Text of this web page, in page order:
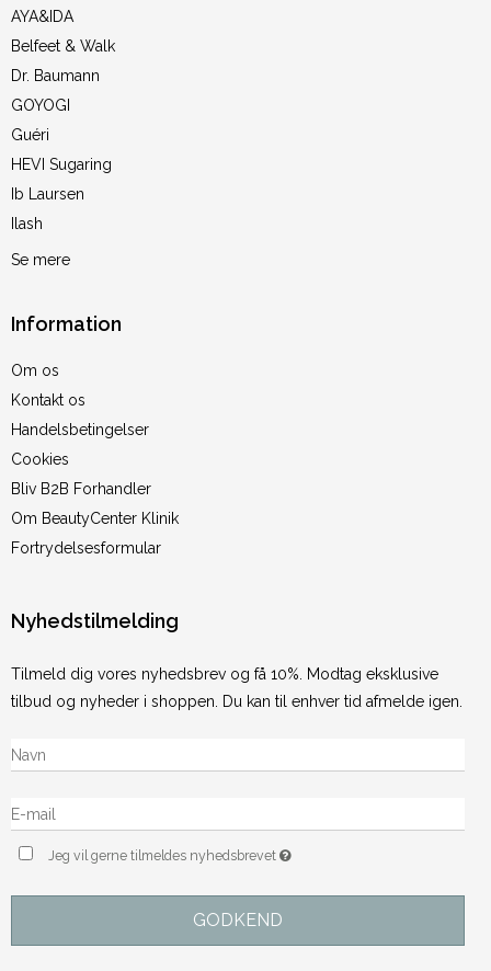
AYA&IDA
Belfeet & Walk
Dr. Baumann
GOYOGI
Guéri
HEVI Sugaring
Ib Laursen
Ilash
Se mere
Information
Om os
Kontakt os
Handelsbetingelser
Cookies
Bliv B2B Forhandler
Om BeautyCenter Klinik
Fortrydelsesformular
Nyhedstilmelding
Tilmeld dig vores nyhedsbrev og få 10%. Modtag eksklusive
tilbud og nyheder i shoppen. Du kan til enhver tid afmelde igen.
Jeg vil gerne tilmeldes nyhedsbrevet
GODKEND